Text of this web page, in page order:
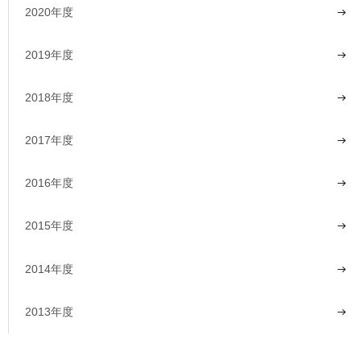
2020年度
2019年度
2018年度
2017年度
2016年度
2015年度
2014年度
2013年度